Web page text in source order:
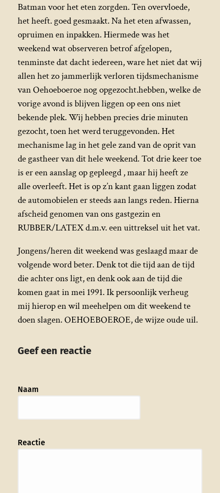
Batman voor het eten zorgden. Ten overvloede,
het heeft. goed gesmaakt. Na het eten afwassen,
opruimen en inpakken. Hiermede was het
weekend wat observeren betrof afgelopen,
tenminste dat dacht iedereen, ware het niet dat wij
allen het zo jammerlijk verloren tijdsmechanisme
van Oehoeboeroe nog opgezocht.hebben, welke de
vorige avond is blijven liggen op een ons niet
bekende plek. Wij hebben precies drie minuten
gezocht, toen het werd teruggevonden. Het
mechanisme lag in het gele zand van de oprit van
de gastheer van dit hele weekend. Tot drie keer toe
is er een aanslag op gepleegd , maar hij heeft ze
alle overleeft. Het is op z’n kant gaan liggen zodat
de automobielen er steeds aan langs reden. Hierna
afscheid genomen van ons gastgezin en
RUBBER/LATEX d.m.v. een uittreksel uit het vat.
Jongens/heren dit weekend was geslaagd maar de
volgende word beter. Denk tot die tijd aan de tijd
die achter ons ligt, en denk ook aan de tijd die
komen gaat in mei 1991. Ik persoonlijk verheug
mij hierop en wil meehelpen om dit weekend te
doen slagen. OEHOEBOEROE, de wijze oude uil.
Geef een reactie
Reactie
Naam